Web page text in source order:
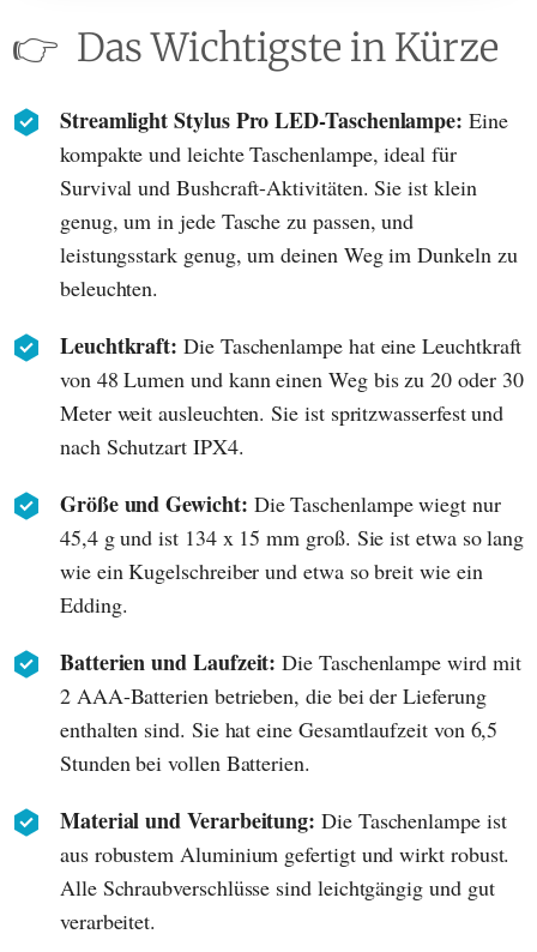
👉 Das Wichtigste in Kürze
Streamlight Stylus Pro LED-Taschenlampe: Eine
kompakte und leichte Taschenlampe, ideal für
Survival und Bushcraft-Aktivitäten. Sie ist klein
genug, um in jede Tasche zu passen, und
leistungsstark genug, um deinen Weg im Dunkeln zu
beleuchten.
Leuchtkraft: Die Taschenlampe hat eine Leuchtkraft
von 48 Lumen und kann einen Weg bis zu 20 oder 30
Meter weit ausleuchten. Sie ist spritzwasserfest und
nach Schutzart IPX4.
Größe und Gewicht: Die Taschenlampe wiegt nur
45,4 g und ist 134 x 15 mm groß. Sie ist etwa so lang
wie ein Kugelschreiber und etwa so breit wie ein
Edding.
Batterien und Laufzeit: Die Taschenlampe wird mit
2 AAA-Batterien betrieben, die bei der Lieferung
enthalten sind. Sie hat eine Gesamtlaufzeit von 6,5
Stunden bei vollen Batterien.
Material und Verarbeitung: Die Taschenlampe ist
aus robustem Aluminium gefertigt und wirkt robust.
Alle Schraubverschlüsse sind leichtgängig und gut
verarbeitet.